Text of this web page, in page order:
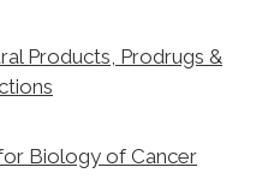
Products, Prodrugs &
Biology of Cancer